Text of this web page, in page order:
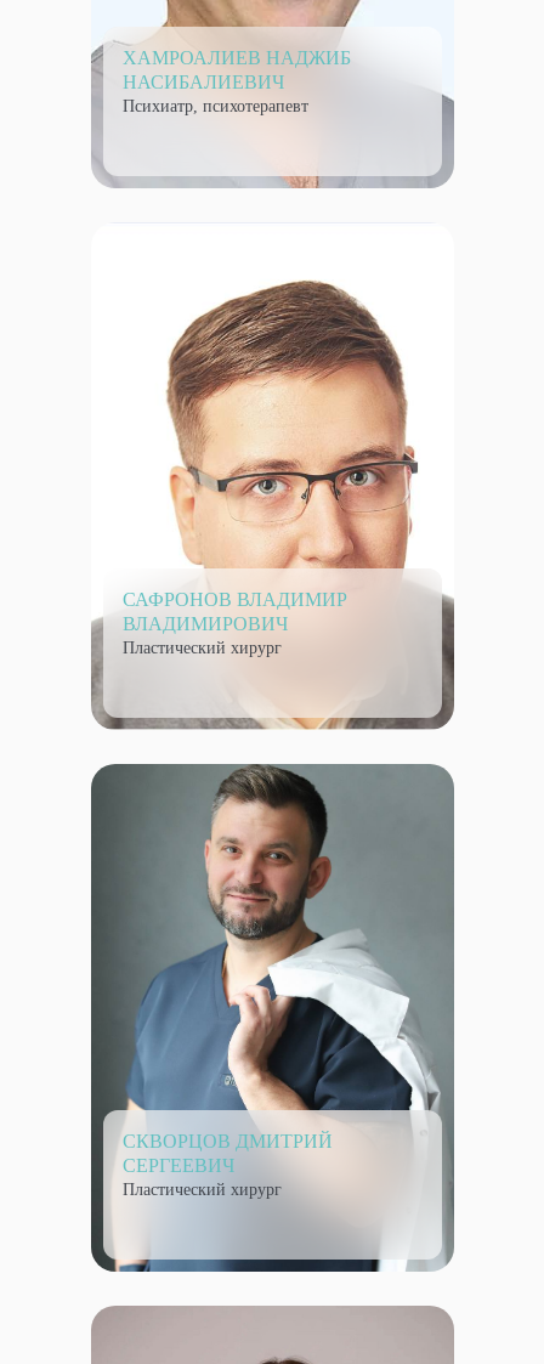
ХАМРОАЛИЕВ НАДЖИБ
НАСИБАЛИЕВИЧ
Психиатр, психотерапевт
САФРОНОВ ВЛАДИМИР
ВЛАДИМИРОВИЧ
Пластический хирург
СКВОРЦОВ ДМИТРИЙ
СЕРГЕЕВИЧ
Пластический хирург